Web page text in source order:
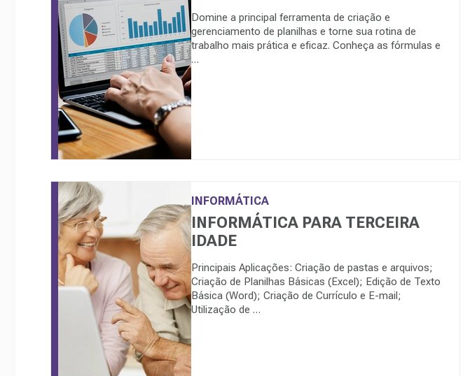
Domine a principal ferramenta de criação e
gerenciamento de planilhas e torne sua rotina de
trabalho mais prática e eficaz. Conheça as fórmulas e
…
INFORMÁTICA
INFORMÁTICA PARA TERCEIRA
IDADE
Principais Aplicações: Criação de pastas e arquivos;
Criação de Planilhas Básicas (Excel); Edição de Texto
Básica (Word); Criação de Currículo e E-mail;
Utilização de …